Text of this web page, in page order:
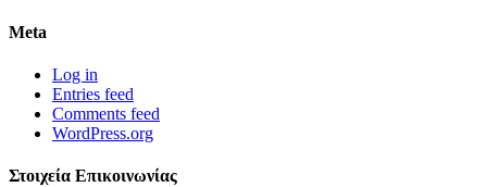
Meta
Log in
Entries feed
Comments feed
WordPress.org
Στοιχεία Επικοινωνίας